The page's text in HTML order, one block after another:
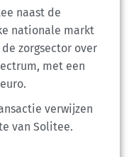
naast de
nationale markt
zorgsector over
met een
verwijzen
van Solitee.